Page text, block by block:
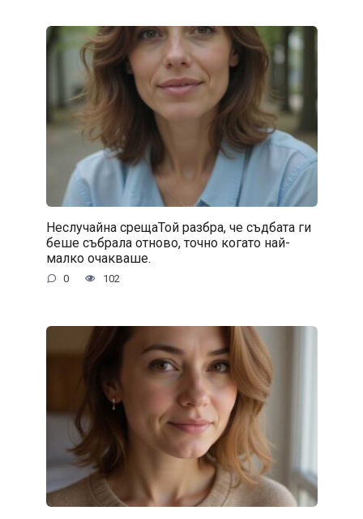
Неслучайна срещаТой разбра, че съдбата ги
беше събрала отново, точно когато най-
малко очакваше.
0 102